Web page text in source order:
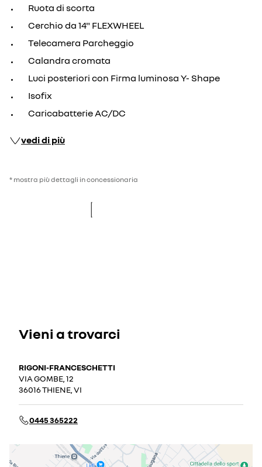
Ruota di scorta
Cerchio da 14" FLEXWHEEL
Telecamera Parcheggio
Calandra cromata
Luci posteriori con Firma luminosa Y- Shape
Isofix
Caricabatterie AC/DC
vedi di più
* mostra più dettagli in concessionaria
re
Vieni a trovarci
RIGONI-FRANCESCHETTI
VIA GOMBE, 12
36016 THIENE, VI
0445 365222